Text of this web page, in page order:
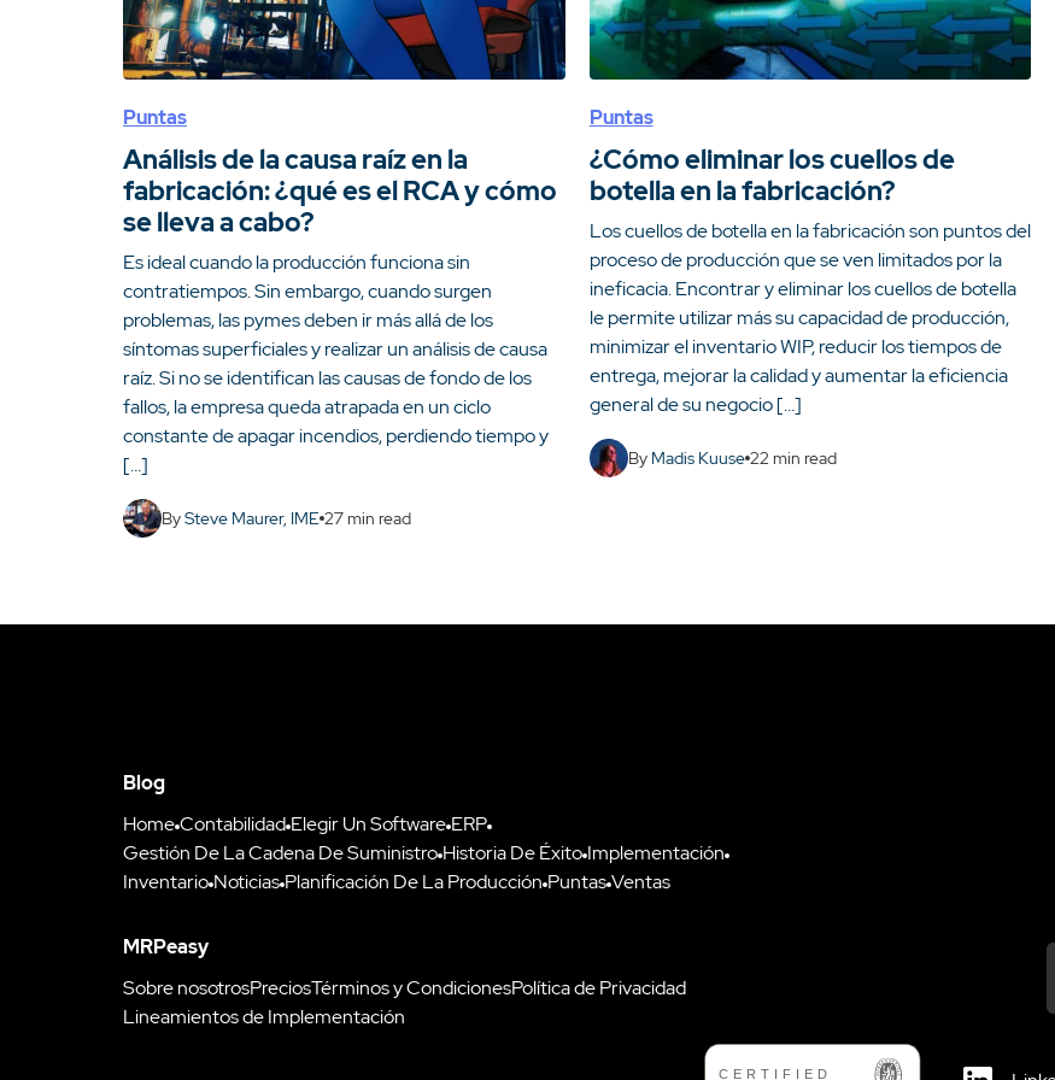
Puntas
Análisis de la causa raíz en la
fabricación: ¿qué es el RCA y cómo
se lleva a cabo?
Es ideal cuando la producción funciona sin
contratiempos. Sin embargo, cuando surgen
problemas, las pymes deben ir más allá de los
síntomas superficiales y realizar un análisis de causa
raíz. Si no se identifican las causas de fondo de los
fallos, la empresa queda atrapada en un ciclo
constante de apagar incendios, perdiendo tiempo y
[…]
BySteve Maurer, IME 27min read
Puntas
¿Cómo eliminar los cuellos de
botella en la fabricación?
Los cuellos de botella en la fabricación son puntos del
proceso de producción que se ven limitados por la
ineficacia. Encontrar y eliminar los cuellos de botella
le permite utilizar más su capacidad de producción,
minimizar el inventario WIP, reducir los tiempos de
entrega, mejorar la calidad y aumentar la eficiencia
general de su negocio […]
By Madis Kuuse 22 min read
Blog
HomeContabilidad Elegir Un Software ERP
Gestión De La Cadena De Suministro Historia De Éxito Implementación
Inventario Noticias Planificación De La Producción PuntasVentas
MRPeasy
Sobre nosotrosPreciosTérminos y CondicionesPolítica de Privacidad
Lineamientos de Implementación